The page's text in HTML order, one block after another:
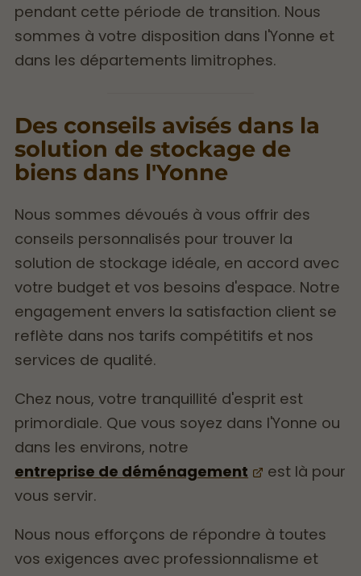
pendant cette période de transition. Nous
sommes à votre disposition dans l'Yonne et
dans les départements limitrophes.
Des conseils avisés dans la
solution de stockage de
biens dans l'Yonne
Nous sommes dévoués à vous offrir des
conseils personnalisés pour trouver la
solution de stockage idéale, en accord avec
votre budget et vos besoins d'espace. Notre
engagement envers la satisfaction client se
reflète dans nos tarifs compétitifs et nos
services de qualité.
Chez nous, votre tranquillité d'esprit est
primordiale. Que vous soyez dans l'Yonne ou
dans les environs, notre
entreprise de déménagement
est là pour
vous servir.
Nous nous efforçons de répondre à toutes
vos exigences avec professionnalisme et